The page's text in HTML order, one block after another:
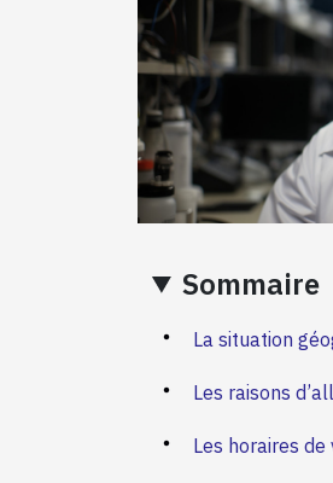
Sommaire
La situation
Les raisons
Les horaires